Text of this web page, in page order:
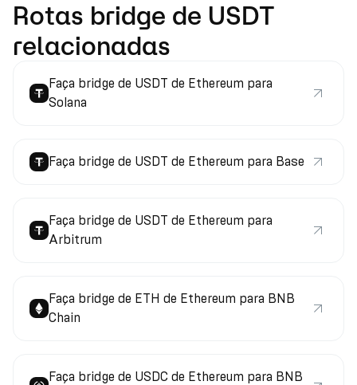
Rotas bridge de USDT
relacionadas
Faça bridge de USDT de Ethereum para
Solana
Faça bridge de USDT de Ethereum para Base
Faça bridge de USDT de Ethereum para
Arbitrum
Faça bridge de ETH de Ethereum para BNB
Chain
Faça bridge de USDC de Ethereum para BNB